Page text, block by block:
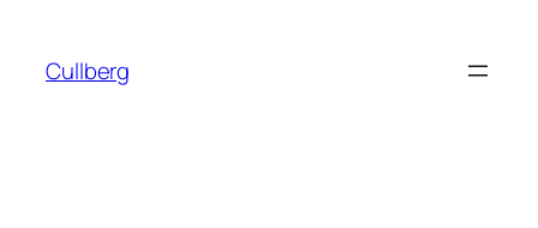
innehåll
Cullberg